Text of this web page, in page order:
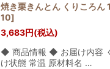
焼き栗きんとん くりころん
10]
3,683円(税込)
◆ 商品情報 ◆ お届け内容
け状態 常温 原材料名 …